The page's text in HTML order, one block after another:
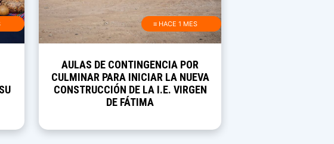
≡ HACE 1 MES
AULAS DE CONTINGENCIA POR
CULMINAR PARA INICIAR LA NUEVA
CONSTRUCCIÓN DE LA I.E. VIRGEN
DE FÁTIMA